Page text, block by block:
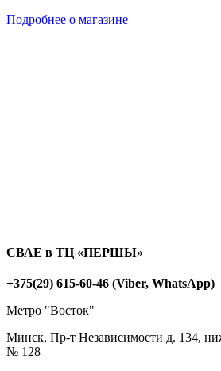
Подробнее о магазине
СВАЕ в ТЦ «ПЕРШЫ»
+375(29) 615-60-46 (Viber, WhatsApp)
Метро "Восток"
Минск, Пр-т Независимости д. 134,
№ 128